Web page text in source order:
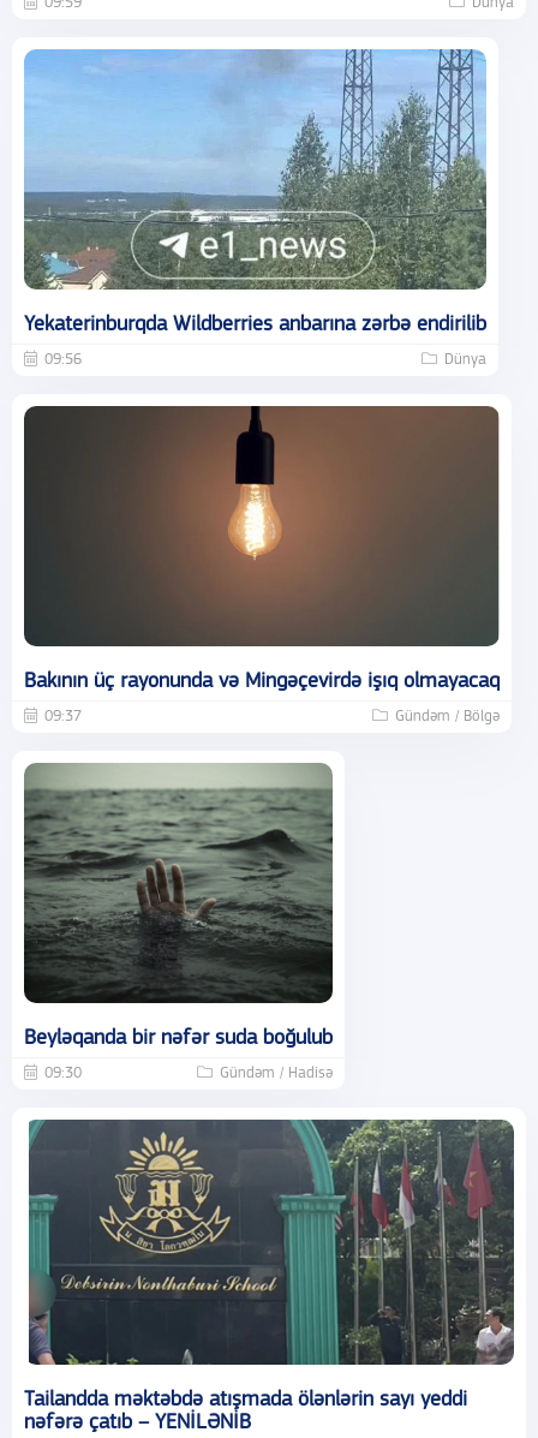
Yekaterinburqda Wildberries anbarına zərbə endirilib
09:56 Dünya
Bakının üç rayonunda və Mingəçevirdə işıq olmayacaq
09:37 Gündəm / Bölgə
Beyləqanda bir nəfər suda boğulub
09:30 Gündəm / Hadisə
Tailandda məktəbdə atışmada ölənlərin sayı yeddi
nəfərə çatıb – YENİLƏNİB